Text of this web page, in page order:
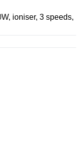
ioniser, 3 speeds,